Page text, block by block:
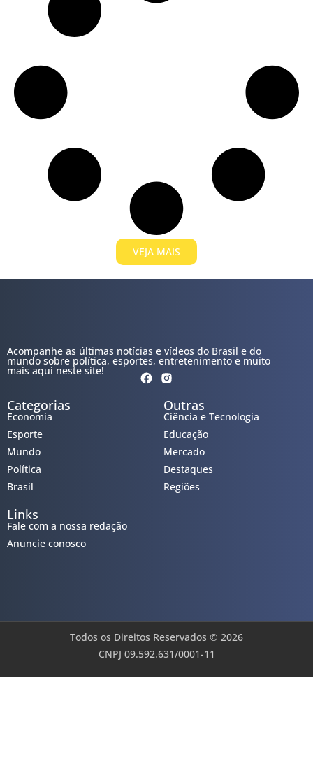
VEJA MAIS
Acompanhe as últimas notícias e vídeos do Brasil e do
mundo sobre política, esportes, entretenimento e muito
mais aqui neste site!
Categorias
Economia
Esporte
Mundo
Política
Brasil
Outras
Ciência e Tecnologia
Educação
Mercado
Destaques
Regiões
Links
Fale com a nossa redação
Anuncie conosco
Todos os Direitos Reservados © 2026
CNPJ 09.592.631/0001-11